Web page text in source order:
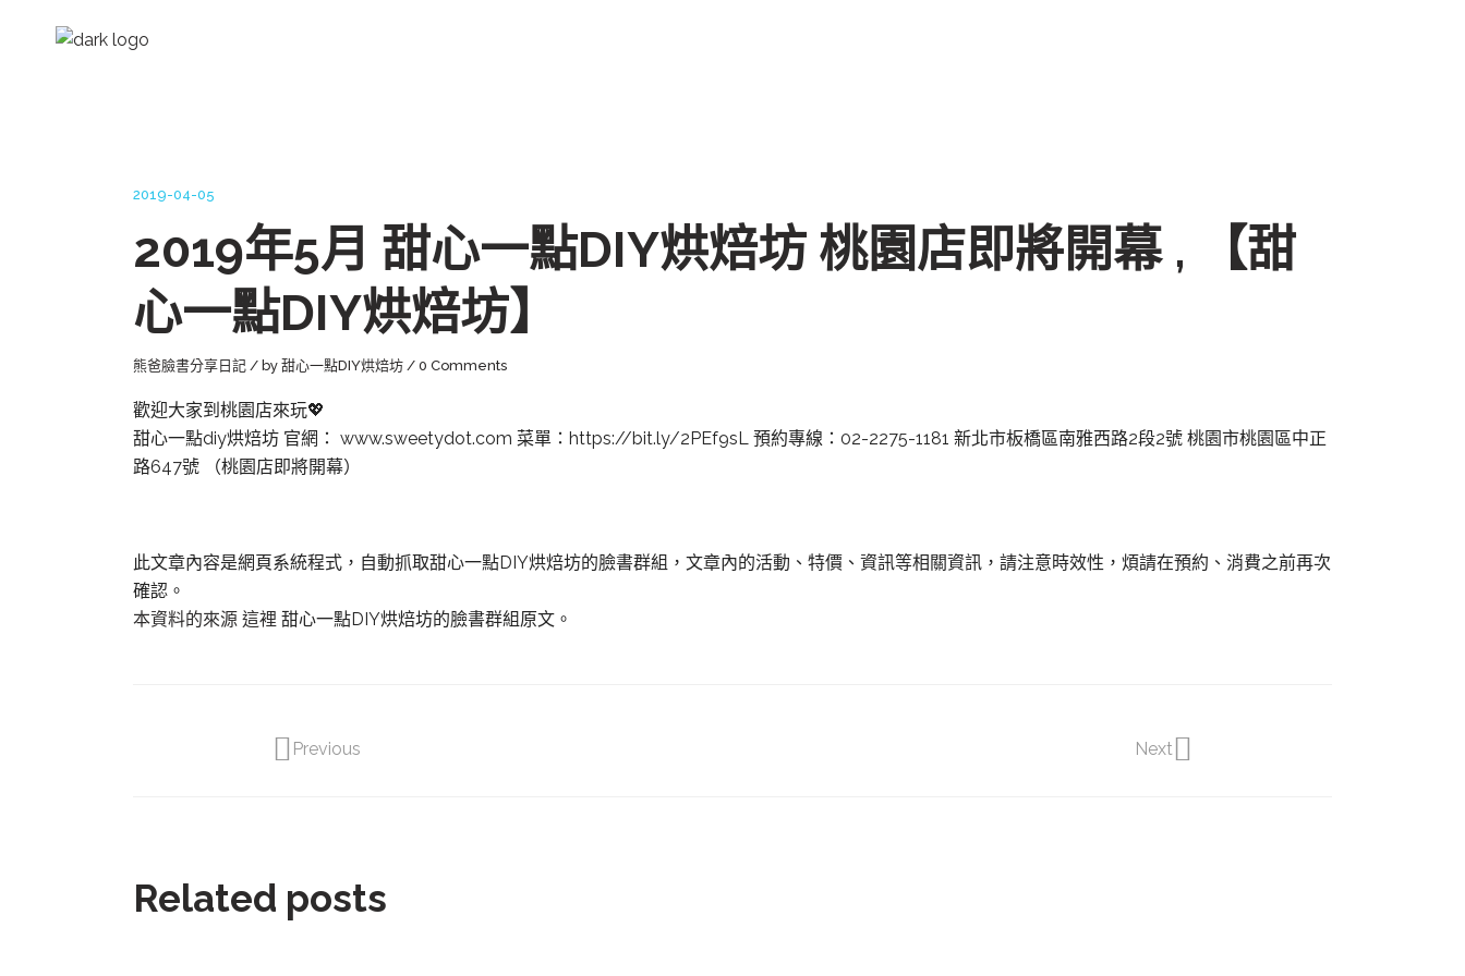
2019-04-05
2019年5月 甜心一點DIY烘焙坊 桃園店即將開幕 , 【甜
心一點DIY烘焙坊】
熊爸臉書分享日記 by 甜心一點DIY烘焙坊 0 Comments
歡迎大家到桃園店來玩💖
甜心一點diy烘焙坊 官網： www.sweetydot.com 菜單：https://bit.ly/2PEf9sL 預約專線：02-2275-1181 新北市板橋區南雅西路2段2號 桃園市桃園區中正
路647號 （桃園店即將開幕）
此文章內容是網頁系統程式，自動抓取甜心一點DIY烘焙坊的臉書群組，文章內的活動、特價、資訊等相關資訊，請注意時效性，煩請在預約、消費之前再次
確認。
本資料的來源 這裡 甜心一點DIY烘焙坊的臉書群組原文。
Previous Next
Related posts